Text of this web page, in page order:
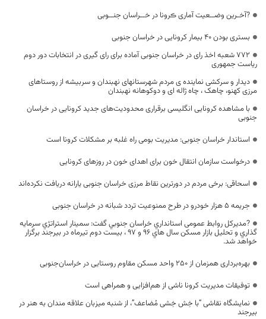
?آخـرین وضــعیت آماری ڪرونا در خــراسان جنــوبی
بستری بودن ۴۰ بیمار کرونایی در خراسان جنوبی
۷۷۲ شعبه اخذ رای در خراسان جنوبی آماده برای رای گیری در انتخابات دور دوم
ریاست جمهوری
دیدار و سرکشی نماینده ی مردم شهرستانهای نهبندان و سربیشه از روستاهای
مرزی کهنو، چاهک ، چاه ژاله ای و دوکوهانه نهبندان
با مشاهده کرونایی انگلیسی برقراری محدودیت‌های جدید کرونایی در خراسان
جنوبی
استاندار خراسان جنوبی: مدیریت بومی راه غلبه بر مشکلات کرونا است
درخواست سازمان انتقال خون برای اهدای خون در روزهای کرونایی
اسحاقی: برخی مردم در دورترین نقاط مرزی خراسان جنوبی یارانه دریافت نکرده‌اند
جریمه ۵ هزار خودرو در طرح ممنوعیت تردد شبانه در خراسان جنوبی
?مدیرکل روابط عمومی استانداري خراسان جنوبي گفت: سمينار استراتژي سرمايه
گذاري و تحليل بازار مسكن سال هاي ۹۶ و ۹۷ ، بيست دوم تيرماه در بيرجند برگزار
خواهد شد.
بهره‌برداری همزمان از ۲۵۰ واحد مسکن مقاوم روستایی در خراسان‌جنوبی
توفیقات مدیریت کرونا ناشی از هم‌افزایی و همراهی است
نمایشگاه نقاشی “با خِش خِشی مُضاعف”، از شنبه میزبان علاقه مندان به هنر در
بیرجند